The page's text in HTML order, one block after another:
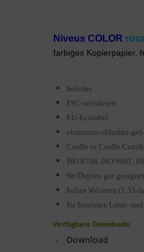
Niveus COLOR
farbiges Kopierpapier,
holzfrei
FSC-zertifiziert
EU-Ecolabel
elementar-chlorfrei-
Cradle to Cradle
ISO 9706, ISO 9001,
für Duplex gut geeignet
hohes Volumen (1,35-
für Kopierer, Laser-
Verfügbare Downloads:
Download